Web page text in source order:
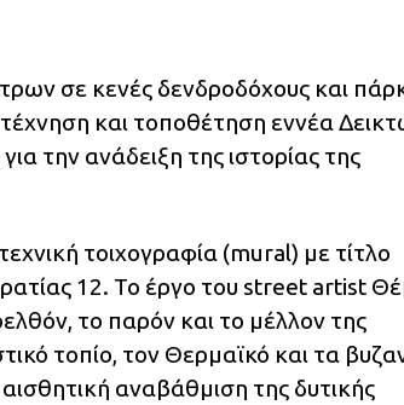
σε κενές δενδροδόχους και
και τοποθέτηση εννέα
την ανάδειξη της ιστορίας της
τοιχογραφία (mural) με τίτλο
12. Το έργο του street artist
το παρόν και το μέλλον της
τοπίο, τον Θερμαϊκό και τα
αναβάθμιση της δυτικής